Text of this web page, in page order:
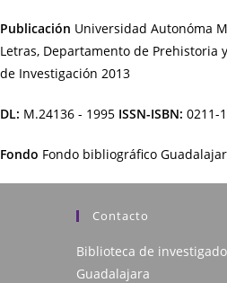
Publicación Universidad Autonóma
Letras, Departamento de Prehistoria
de Investigación 2013
DL: M.24136 - 1995 ISSN-ISBN: 0211-
Fondo Fondo bibliográfico
Contacto
Biblioteca de
Guadalajara